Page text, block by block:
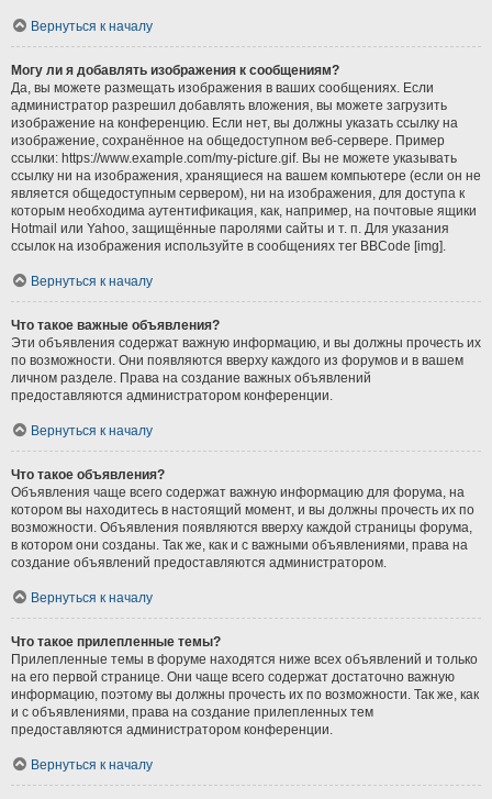
Вернуться к началу
Могу ли я добавлять изображения к сообщениям?
Да, вы можете размещать изображения в ваших сообщениях. Если
администратор разрешил добавлять вложения, вы можете загрузить
изображение на конференцию. Если нет, вы должны указать ссылку на
изображение, сохранённое на общедоступном веб-сервере. Пример
ссылки: https://www.example.com/my-picture.gif. Вы не можете указывать
ссылку ни на изображения, хранящиеся на вашем компьютере (если он не
является общедоступным сервером), ни на изображения, для доступа к
которым необходима аутентификация, как, например, на почтовые ящики
Hotmail или Yahoo, защищённые паролями сайты и т. п. Для указания
ссылок на изображения используйте в сообщениях тег BBCode [img].
Вернуться к началу
Что такое важные объявления?
Эти объявления содержат важную информацию, и вы должны прочесть их
по возможности. Они появляются вверху каждого из форумов и в вашем
личном разделе. Права на создание важных объявлений
предоставляются администратором конференции.
Вернуться к началу
Что такое объявления?
Объявления чаще всего содержат важную информацию для форума, на
котором вы находитесь в настоящий момент, и вы должны прочесть их по
возможности. Объявления появляются вверху каждой страницы форума,
в котором они созданы. Так же, как и с важными объявлениями, права на
создание объявлений предоставляются администратором.
Вернуться к началу
Что такое прилепленные темы?
Прилепленные темы в форуме находятся ниже всех объявлений и только
на его первой странице. Они чаще всего содержат достаточно важную
информацию, поэтому вы должны прочесть их по возможности. Так же, как
и с объявлениями, права на создание прилепленных тем
предоставляются администратором конференции.
Вернуться к началу